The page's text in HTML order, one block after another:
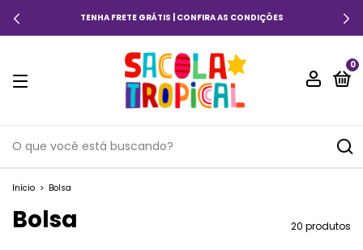
10% OFF COM O CUPOM: PRIMEIRACOMPRA
0
Início > Bolsa
Bolsa 20 produtos